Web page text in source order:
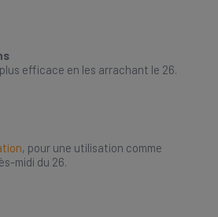
efficace en les arrachant le 26.
, pour une utilisation comme
midi du 26.